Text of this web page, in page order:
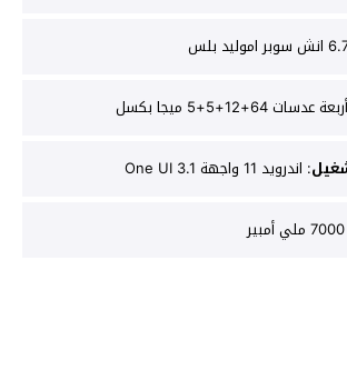
6.7 انش سوبر اموليد بلس
أربعة عدسات 64+12+5+5 ميجا بكسل
: اندرويد 11 واجهة One UI 3.1
7000 ملي أمبير